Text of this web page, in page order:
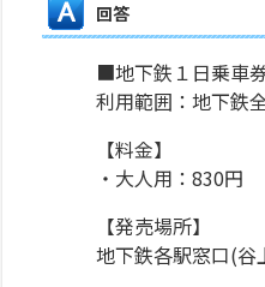
回答
■地下鉄１日乗車
利用範囲：地下鉄
【料金】
・大人用：830円
【発売場所】
地下鉄各駅窓口(谷